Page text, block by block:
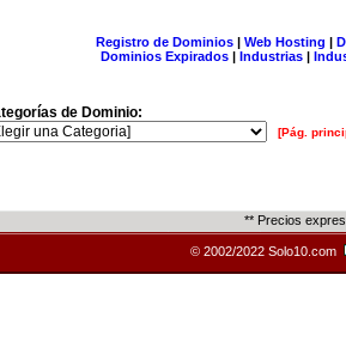
Registro de Dominios| Web Hosting |
Dominios Expirados | Industrias |
de Dominio:
[Pág.
** Precios
© 2002/2022 Solo10.com